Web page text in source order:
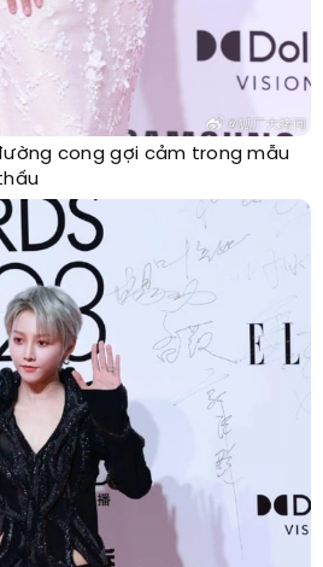
cong gợi cảm trong mẫu